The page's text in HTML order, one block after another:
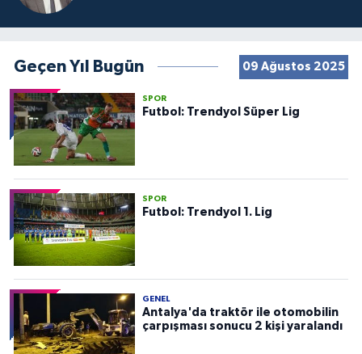
Geçen Yıl Bugün 09 Ağustos 2025
SPOR
Futbol: Trendyol Süper Lig
SPOR
Futbol: Trendyol 1. Lig
GENEL
Antalya'da traktör ile otomobilin
çarpışması sonucu 2 kişi yaralandı